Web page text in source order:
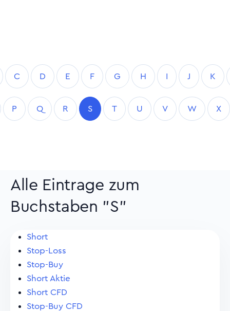
C D E F G H I J K
P Q R S T U V W X
Alle Eintrage zum
Buchstaben "S"
Short
Stop-Loss
Stop-Buy
Short Aktie
Short CFD
Stop-Buy CFD